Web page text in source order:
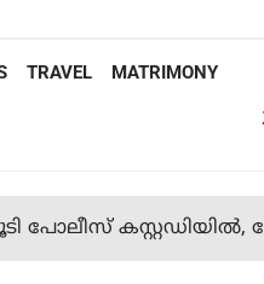
TRAVEL MATRIMONY
പോലീസ്